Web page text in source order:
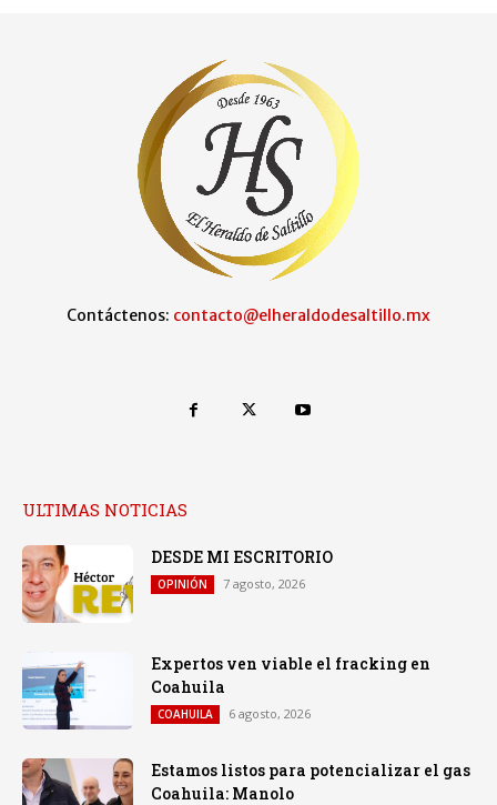
Contáctenos: contacto@elheraldodesaltillo.mx
ULTIMAS NOTICIAS
DESDE MI ESCRITORIO
OPINIÓN 7 agosto, 2026
Expertos ven viable el fracking en
Coahuila
COAHUILA 6 agosto, 2026
Estamos listos para potencializar el gas
Coahuila: Manolo